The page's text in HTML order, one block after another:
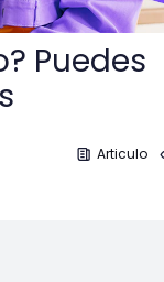
Puedes
Articulo